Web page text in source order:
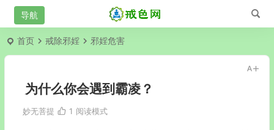
首页 戒除邪婬 邪婬危害
为什么你会遇到霸凌？
妙无菩提 1 阅读模式